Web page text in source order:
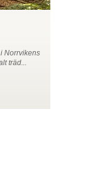
Norrvikens
träd...